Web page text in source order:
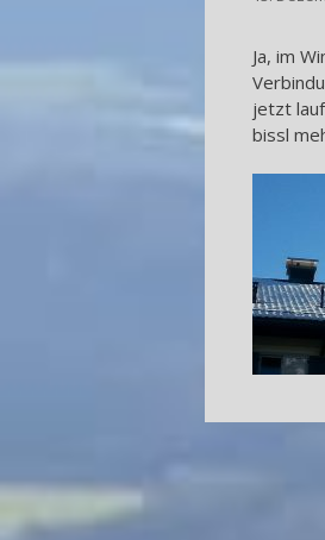
Ja, im
jetzt
bissl